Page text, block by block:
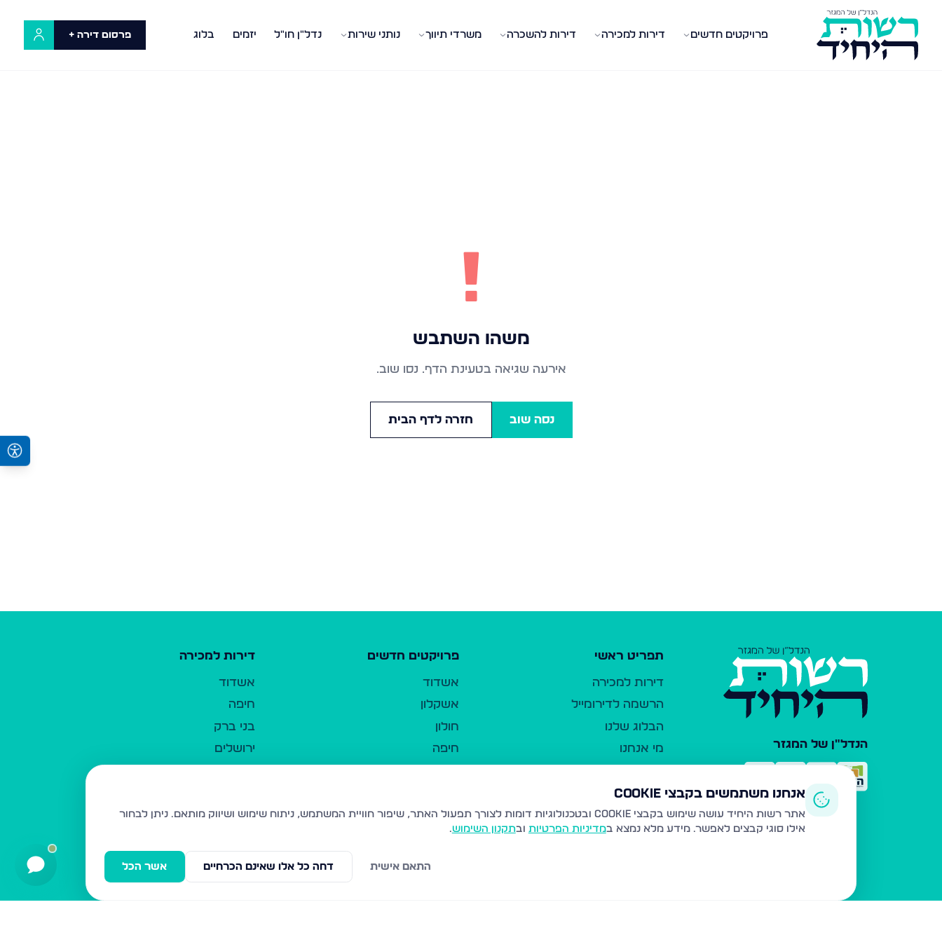
פרויקטים חדשים דירות למכירה דירות להשכרה משרדי תיווך נותני שירות נדל"ן חו"ל יזמים בלוג פרסום דירה +
!
משהו השתבש
אירעה שגיאה בטעינת הדף. נסו שוב.
נסה שוב חזרה לדף הבית
הנדל"ן של המגזר
תפריט ראשי
דירות למכירה
הרשמה לדירומייל
הבלוג שלנו
מי אנחנו
כלי עזר
פרסום ברשות היחיד
משרדי תיווך
פרויקטים חדשים
אשדוד
אשקלון
חולון
חיפה
נהריה
עמנואל
דירות למכירה
אשדוד
חיפה
בני ברק
ירושלים
בית שמש
ביתר עילית
אנחנו משתמשים בקבצי Cookie
אתר רשות היחיד עושה שימוש בקבצי Cookie ובטכנולוגיות דומות לצורך תפעול האתר, שיפור חוויית המשתמש, ניתוח שימוש ושיווק מותאם.
ניתן לבחור
אילו סוגי קבצים לאפשר. מידע מלא נמצא במדיניות הפרטיות ובתקנון השימוש.
אשר הכל דחה כל אלו שאינם הכרחיים התאם אישית